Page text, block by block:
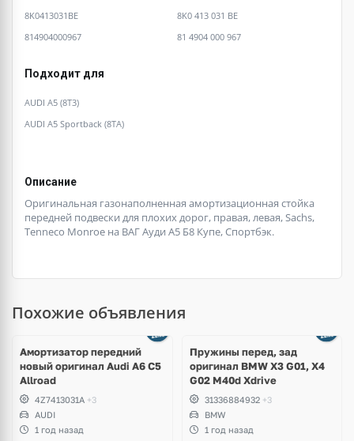
8K0413031BE
8K0 413 031 BE
814904000967
81 4904 000 967
Подходит для
AUDI A5 (8T3)
AUDI A5 Sportback (8TA)
Описание
Оригинальная газонаполненная амортизационная стойка
передней подвески для плохих дорог, правая, левая, Sachs,
Tenneco Monroe на ВАГ Ауди А5 Б8 Купе, Спортбэк.
Похожие объявления
Амортизатор передний
новый оригинал Audi A6 C5
Allroad
4Z7413031A +3
AUDI
1 год назад
Пружины перед, зад
оригинал BMW X3 G01, X4
G02 M40d Xdrive
31336884932 +3
BMW
1 год назад